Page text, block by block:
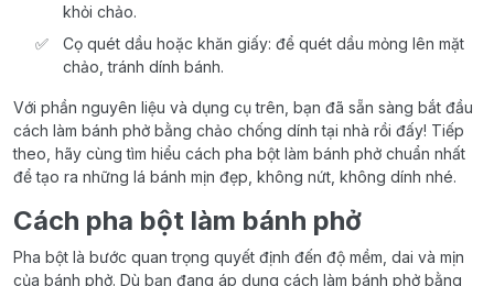
khỏi chảo.
Cọ quét dầu hoặc khăn giấy: để quét dầu mỏng lên mặt
chảo, tránh dính bánh.
Với phần nguyên liệu và dụng cụ trên, bạn đã sẵn sàng bắt đầu
cách làm bánh phở bằng chảo chống dính tại nhà rồi đấy! Tiếp
theo, hãy cùng tìm hiểu cách pha bột làm bánh phở chuẩn nhất
để tạo ra những lá bánh mịn đẹp, không nứt, không dính nhé.
Cách pha bột làm bánh phở
Pha bột là bước quan trọng quyết định đến độ mềm, dai và mịn
của bánh phở. Dù bạn đang áp dụng cách làm bánh phở bằng